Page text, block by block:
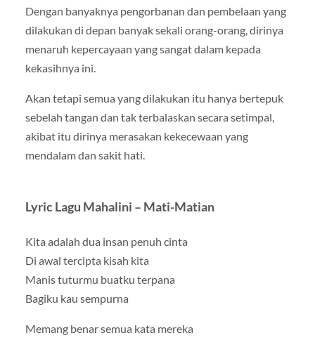
Dengan banyaknya pengorbanan dan pembelaan yang
dilakukan di depan banyak sekali orang-orang, dirinya
menaruh kepercayaan yang sangat dalam kepada
kekasihnya ini.
Akan tetapi semua yang dilakukan itu hanya bertepuk
sebelah tangan dan tak terbalaskan secara setimpal,
akibat itu dirinya merasakan kekecewaan yang
mendalam dan sakit hati.
Lyric Lagu Mahalini – Mati-Matian
Kita adalah dua insan penuh cinta
Di awal tercipta kisah kita
Manis tuturmu buatku terpana
Bagiku kau sempurna
Memang benar semua kata mereka